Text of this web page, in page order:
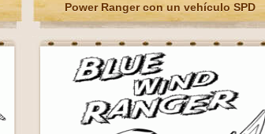
Power Ranger con un vehículo SPD